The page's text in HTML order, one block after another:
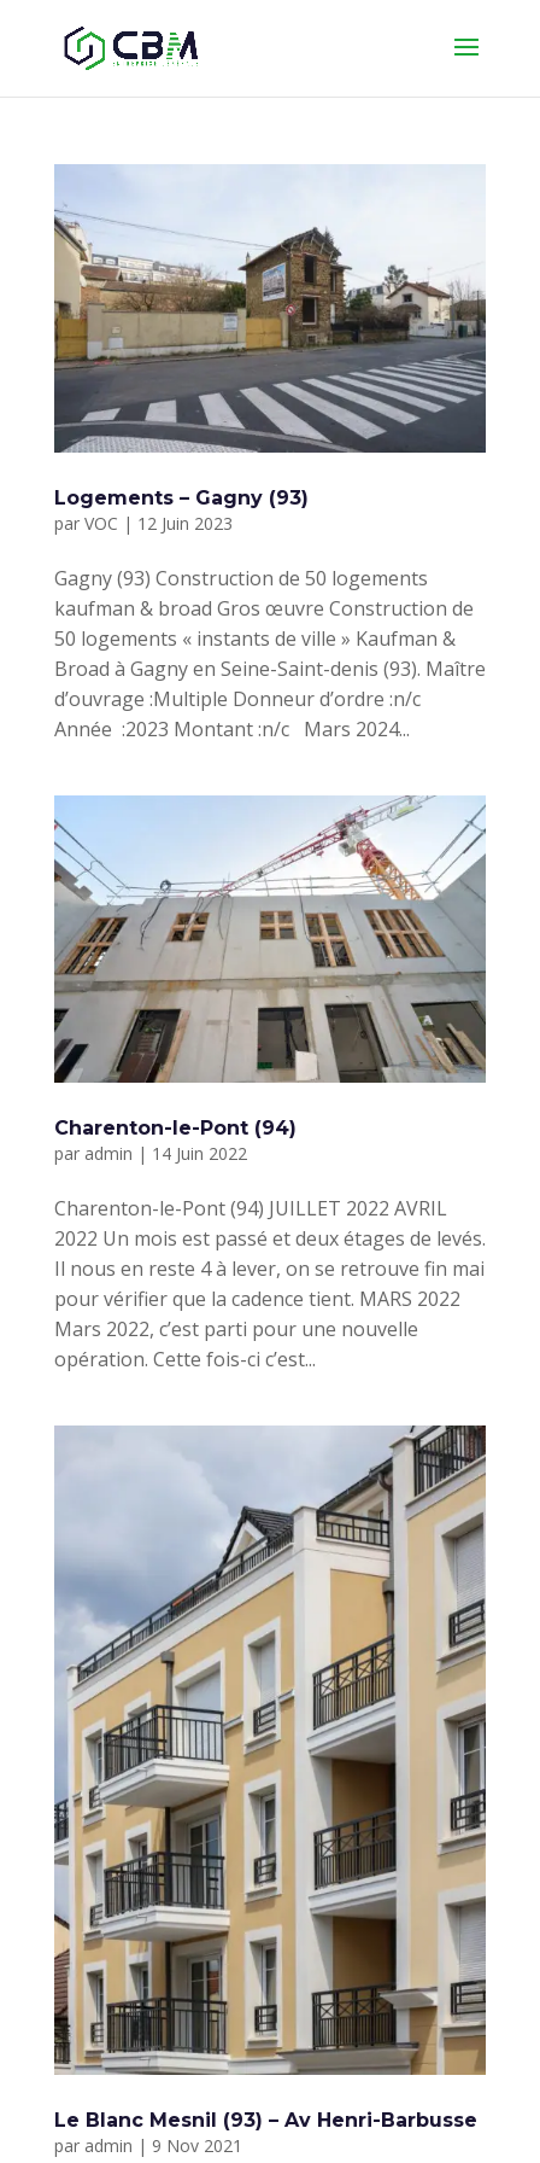
Logements – Gagny (93)
par VOC | 12 Juin 2023
Gagny (93) Construction de 50 logements
kaufman & broad Gros œuvre Construction de
50 logements « instants de ville » Kaufman &
Broad à Gagny en Seine-Saint-denis (93). Maître
d’ouvrage :Multiple Donneur d’ordre :n/c
Année :2023 Montant :n/c Mars 2024...
Charenton-le-Pont (94)
par admin | 14 Juin 2022
Charenton-le-Pont (94) JUILLET 2022 AVRIL
2022 Un mois est passé et deux étages de levés.
Il nous en reste 4 à lever, on se retrouve fin mai
pour vérifier que la cadence tient. MARS 2022
Mars 2022, c’est parti pour une nouvelle
opération. Cette fois-ci c’est...
Le Blanc Mesnil (93) – Av Henri-Barbusse
par admin | 9 Nov 2021